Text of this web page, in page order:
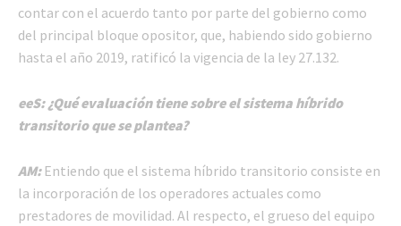
contar con el acuerdo tanto por parte del gobierno como
del principal bloque opositor, que, habiendo sido gobierno
hasta el año 2019, ratificó la vigencia de la ley 27.132.
eeS: ¿Qué evaluación tiene sobre el sistema híbrido
transitorio que se plantea?
AM:Entiendo que el sistema híbrido transitorio consiste en
la incorporación de los operadores actuales como
prestadores de movilidad. Al respecto, el grueso del equipo